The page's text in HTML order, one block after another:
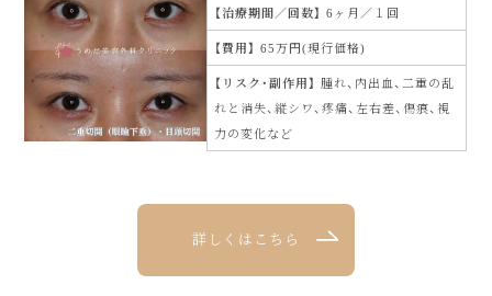
治療期間／回数 6ヶ月／１回
費用 65万円(現行価格)
リスク・副作用
腫れ、内出血、二重の乱
れと消失、縦シワ、疼痛、左右差、傷痕、視
力の変化など
詳しくはこちら